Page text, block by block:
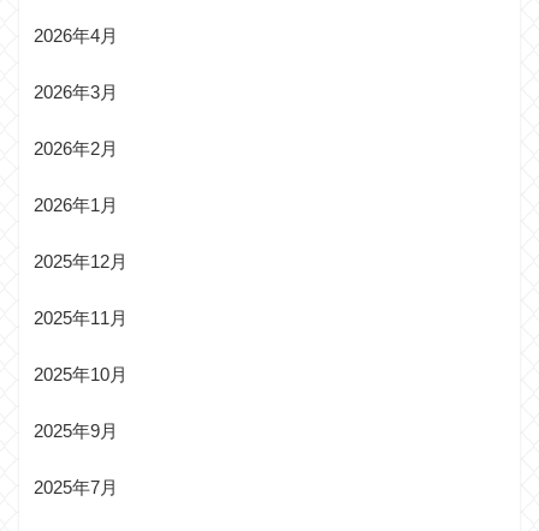
2026年4月
2026年3月
2026年2月
2026年1月
2025年12月
2025年11月
2025年10月
2025年9月
2025年7月